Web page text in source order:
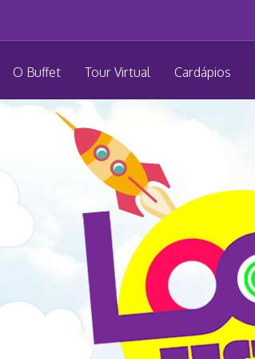
O Buffet Tour Virtual Cardápios